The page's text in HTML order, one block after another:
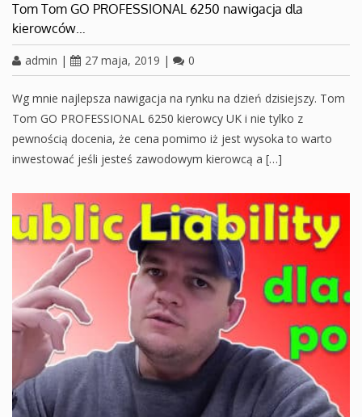
Tom Tom GO PROFESSIONAL 6250 nawigacja dla
kierowców…
admin | 27 maja, 2019 | 0
Wg mnie najlepsza nawigacja na rynku na dzień dzisiejszy. Tom
Tom GO PROFESSIONAL 6250 kierowcy UK i nie tylko z
pewnością docenia, że cena pomimo iż jest wysoka to warto
inwestować jeśli jesteś zawodowym kierowcą a […]